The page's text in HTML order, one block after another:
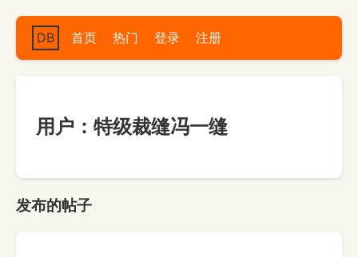
DB 首页 热门 登录 注册
用户：特级裁缝冯一缝
发布的帖子